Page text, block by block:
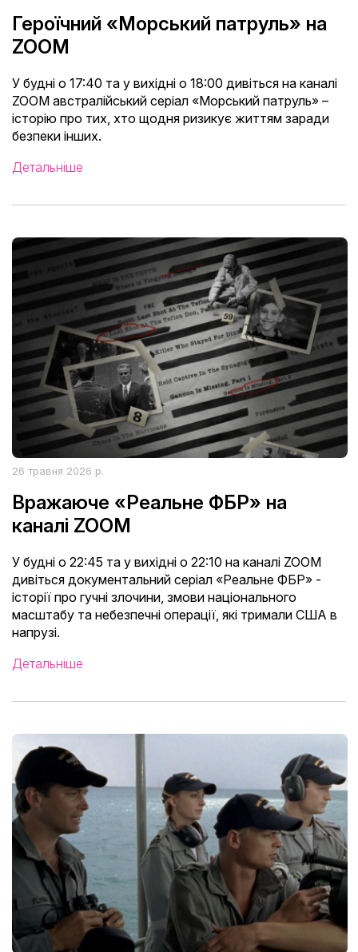
Героїчний «Морський патруль» на
ZOOM
У будні о 17:40 та у вихідні о 18:00 дивіться на каналі
ZOOM австралійський серіал «Морський патруль» –
історію про тих, хто щодня ризикує життям заради
безпеки інших.
Детальніше
26 травня 2026 р.
Вражаюче «Реальне ФБР» на
каналі ZOOM
У будні о 22:45 та у вихідні о 22:10 на каналі ZOOM
дивіться документальний серіал «Реальне ФБР» -
історії про гучні злочини, змови національного
масштабу та небезпечні операції, які тримали США в
напрузі.
Детальніше